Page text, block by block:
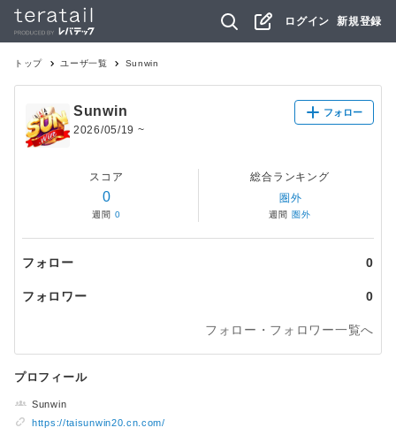
ログイン 新規登録
トップ ユーザ一覧 Sunwin
Sunwin
2026/05/19 ~
フォロー
スコア
0
週間 0
総合ランキング
圏外
週間 圏外
フォロー 0
フォロワー 0
フォロー・フォロワー一覧へ
プロフィール
Sunwin
https://taisunwin20.cn.com/